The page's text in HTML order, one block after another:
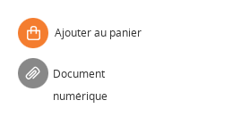
Ajouter au panier
Document
numérique